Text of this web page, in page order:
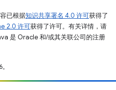
已根据知识共享署名 4.0 许可获得了
2.0 许可获得了许可。有关详情，请
是 Oracle 和/或其关联公司的注册